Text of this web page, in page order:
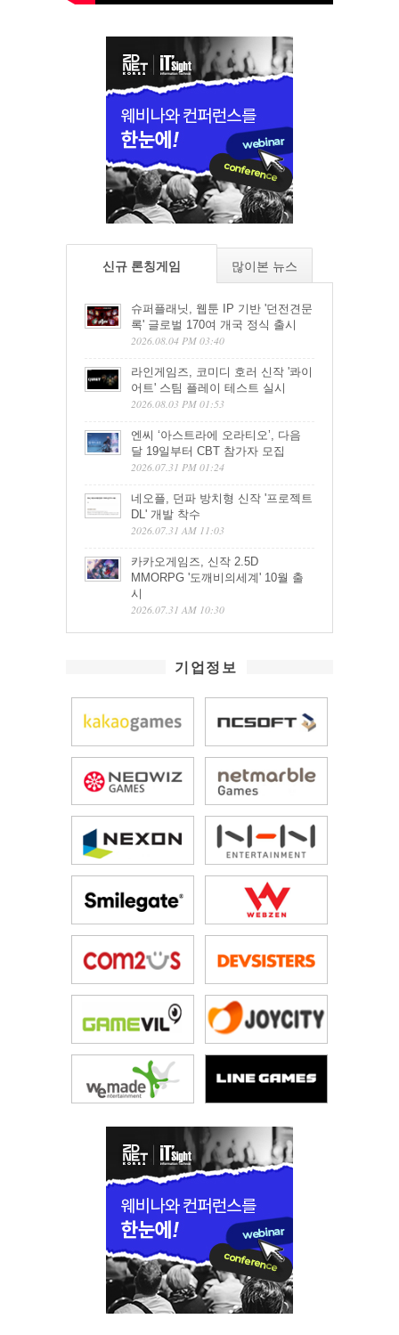
신규 론칭게임 많이본 뉴스
슈퍼플래닛, 웹툰 IP 기반 '던전견문
록' 글로벌 170여 개국 정식 출시
2026.08.04 PM 03:40
라인게임즈, 코미디 호러 신작 '콰이
어트' 스팀 플레이 테스트 실시
2026.08.03 PM 01:53
엔씨 ‘아스트라에 오라티오’, 다음
달 19일부터 CBT 참가자 모집
2026.07.31 PM 01:24
네오플, 던파 방치형 신작 '프로젝트
DL' 개발 착수
2026.07.31 AM 11:03
카카오게임즈, 신작 2.5D
MMORPG '도깨비의세계' 10월 출
시
2026.07.31 AM 10:30
기업정보